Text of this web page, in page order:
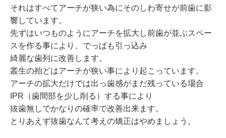
それはすべてアーチが狭い為にそのしわ寄せが前歯に影
響しています。
先ずはいつものようにアーチを拡大し前歯が並ぶスペー
スを作る事により、でっぱも引っ込み
綺麗な歯列に改善します。
叢生の殆どはアーチが狭い事により起こっています。
アーチの拡大だけでは出っ歯感がまだ残っている場合
IPR（歯間部を少し削る）する事により
抜歯無しでかなりの確率で改善出来ます。
とりあえず抜歯なんて考えの矯正はやめましょう。